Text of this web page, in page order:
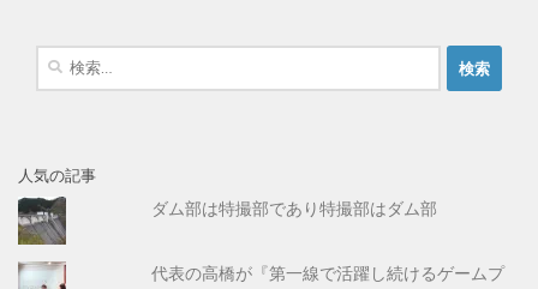
検
人気の記事
ダム部は特撮部であり特撮部はダム部
代表の高橋が『第一線で活躍し続けるゲームプ